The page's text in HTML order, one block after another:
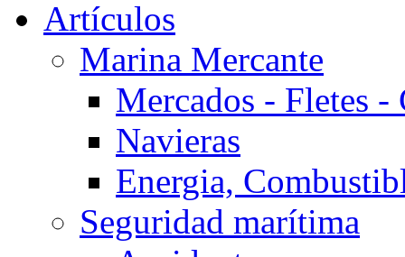
Artículos
Marina Mercante
Mercados - Fletes -
Navieras
Energia,
Seguridad marítima